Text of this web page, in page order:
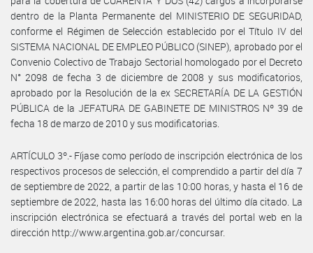
dentro de la Planta Permanente del MINISTERIO DE SEGURIDAD,
conforme el Régimen de Selección establecido por el Título IV del
SISTEMA NACIONAL DE EMPLEO PÚBLICO (SINEP), aprobado por el
Convenio Colectivo de Trabajo Sectorial homologado por el Decreto
N° 2098 de fecha 3 de diciembre de 2008 y sus modificatorios,
aprobado por la Resolución de la ex SECRETARÍA DE LA GESTIÓN
PÚBLICA de la JEFATURA DE GABINETE DE MINISTROS Nº 39 de
fecha 18 de marzo de 2010 y sus modificatorias.
ARTÍCULO 3º.- Fíjase como período de inscripción electrónica de los
respectivos procesos de selección, el comprendido a partir del día 7
de septiembre de 2022, a partir de las 10:00 horas, y hasta el 16 de
septiembre de 2022, hasta las 16:00 horas del último día citado. La
inscripción electrónica se efectuará a través del portal web en la
dirección http://www.argentina.gob.ar/concursar.